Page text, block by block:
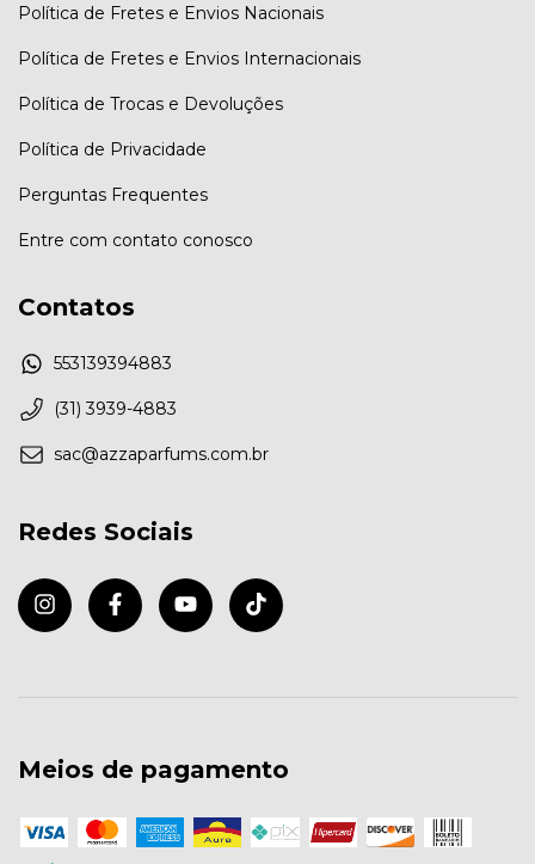
Política de Fretes e Envios Nacionais
Política de Fretes e Envios Internacionais
Política de Trocas e Devoluções
Política de Privacidade
Perguntas Frequentes
Entre com contato conosco
Contatos
553139394883
(31) 3939-4883
sac@azzaparfums.com.br
Redes Sociais
Meios de pagamento